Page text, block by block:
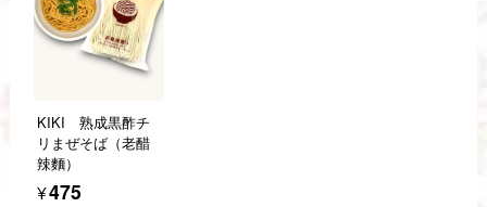
KIKI 熟成黒酢チ
リまぜそば（老醋
辣麵）
¥475